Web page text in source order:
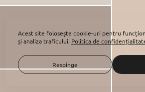
Acest site folosește cookie-uri pentru
și analiza traficului. Politica de
Respinge